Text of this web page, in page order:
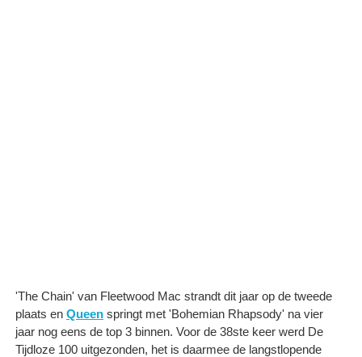
'The Chain' van Fleetwood Mac strandt dit jaar op de tweede
plaats en Queen springt met 'Bohemian Rhapsody' na vier
jaar nog eens de top 3 binnen. Voor de 38ste keer werd De
Tijdloze 100 uitgezonden, het is daarmee de langstlopende